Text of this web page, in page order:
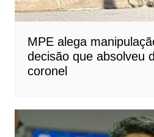
MPE alega
decisão que absolveu
coronel